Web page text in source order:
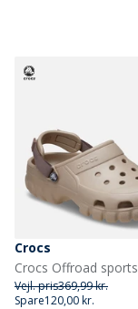
Crocs
Vejl. pris369,99 kr.
Spare120,00 kr.